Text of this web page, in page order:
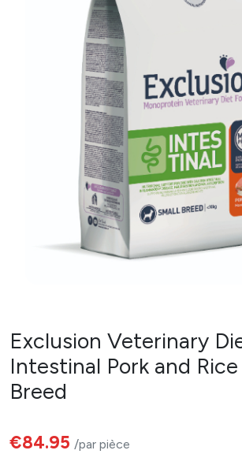
Exclusion Veterinary
Intestinal Pork and Rice
Breed
€84.95 /par pièce